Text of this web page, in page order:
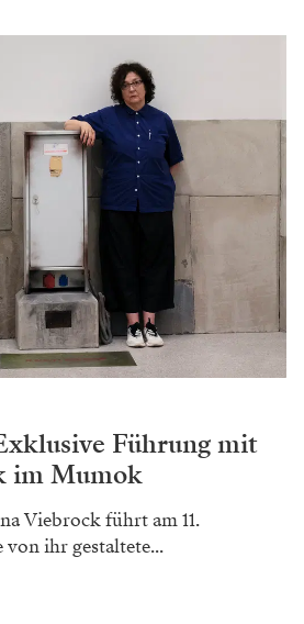
Führung mit
im Mumok
Viebrock führt am 11.
ihr gestaltete...